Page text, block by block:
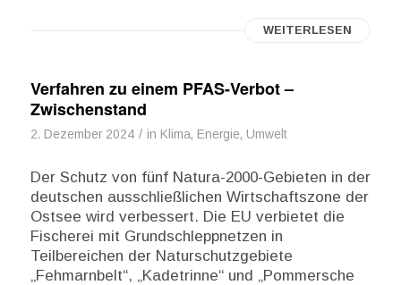
WEITERLESEN
Verfahren zu einem PFAS-Verbot –
Zwischenstand
2. Dezember 2024 / in Klima, Energie, Umwelt
Der Schutz von fünf Natura-2000-Gebieten in der
deutschen ausschließlichen Wirtschaftszone der
Ostsee wird verbessert. Die EU verbietet die
Fischerei mit Grundschleppnetzen in
Teilbereichen der Naturschutzgebiete
„Fehmarnbelt“, „Kadetrinne“ und „Pommersche